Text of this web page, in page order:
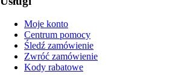
Moje konto
Centrum pomocy
Śledź zamówienie
Zwróć zamówienie
Kody rabatowe